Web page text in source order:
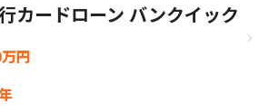
カードローン バンクイック
円